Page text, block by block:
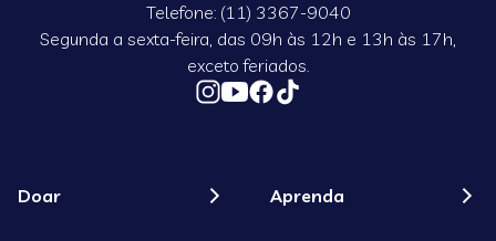
Telefone: (11) 3367-9040
Segunda a sexta-feira, das 09h às 12h e 13h às 17h,
exceto feriados.
Doar Aprenda